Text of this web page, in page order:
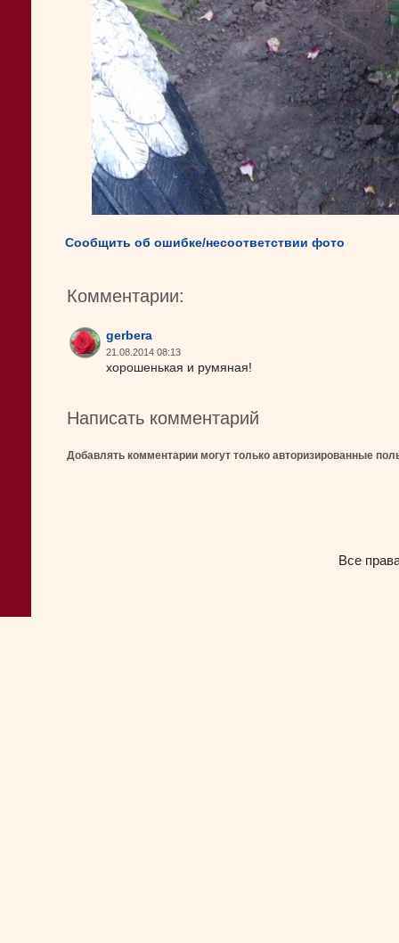
Сообщить об ошибке/несоответствии фото
Комментарии:
gerbera
21.08.2014 08:13
хорошенькая и румяная!
Написать комментарий
Добавлять комментарии могут только авторизированные
Все